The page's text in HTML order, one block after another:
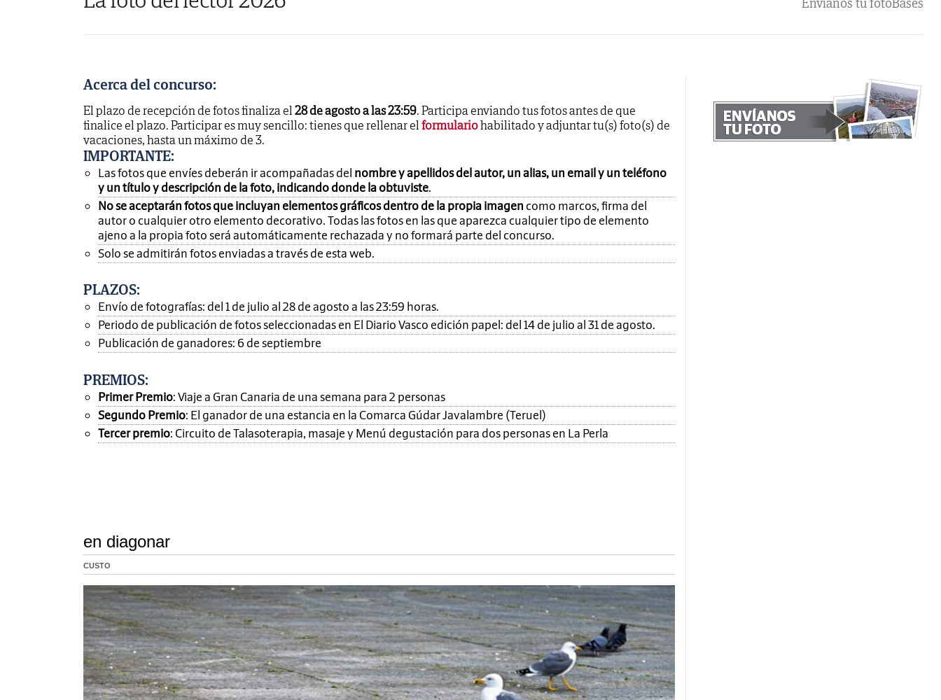
Envíanos tu fotoBases
Acerca del concurso:
El plazo de recepción de fotos finaliza el28 de agosto a las 23:59. Participa enviando tus fotos antes de que
finalice el plazo. Participar es muy sencillo: tienes que rellenar elformulariohabilitado y adjuntar tu(s) foto(s) de
vacaciones, hasta un máximo de 3.
IMPORTANTE:
Las fotos que envíes deberán ir acompañadas del nombre y apellidos del autor, un alias, un email y un teléfono
y un título y descripción de la foto, indicando donde la obtuviste.
No se aceptarán fotos que incluyan elementos gráficos dentro de la propia imagen como marcos, firma del
autor o cualquier otro elemento decorativo. Todas las fotos en las que aparezca cualquier tipo de elemento
ajeno a la propia foto será automáticamente rechazada y no formará parte del concurso.
Solo se admitirán fotos enviadas a través de esta web.
PLAZOS:
Envío de fotografías: del 1 de julio al 28 de agosto a las 23:59 horas.
Periodo de publicación de fotos seleccionadas en El Diario Vasco edición papel: del 14 de julio al 31 de agosto.
Publicación de ganadores: 6 de septiembre
PREMIOS:
Primer Premio: Viaje a Gran Canaria de una semana para 2 personas
Segundo Premio: El ganador de una estancia en la Comarca Gúdar Javalambre (Teruel)
Tercer premio: Circuito de Talasoterapia, masaje y Menú degustación para dos personas en La Perla
en diagonar
CUSTO